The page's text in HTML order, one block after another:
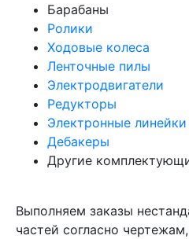
Барабаны
Ролики
Ходовые колеса
Ленточные пилы
Электродвигатели
Редукторы
Электронные линейки
Дебакеры
Другие
Выполняем заказы
частей согласно